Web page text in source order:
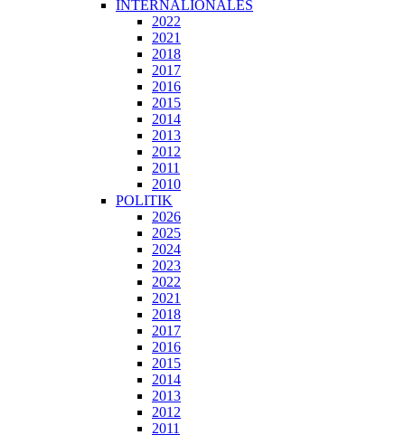
INTERNALIONALES
2022
2021
2018
2017
2016
2015
2014
2013
2012
2011
2010
POLITIK
2026
2025
2024
2023
2022
2021
2018
2017
2016
2015
2014
2013
2012
2011